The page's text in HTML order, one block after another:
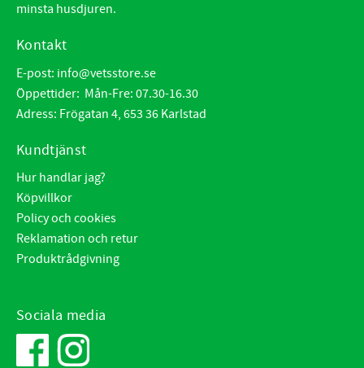
minsta husdjuren.
Kontakt
E-post: info@vetsstore.se
Öppettider: Mån-Fre: 07.30-16.30
Adress: Frögatan 4, 653 36 Karlstad
Kundtjänst
Hur handlar jag?
Köpvillkor
Policy och cookies
Reklamation och retur
Produktrådgivning
Sociala media